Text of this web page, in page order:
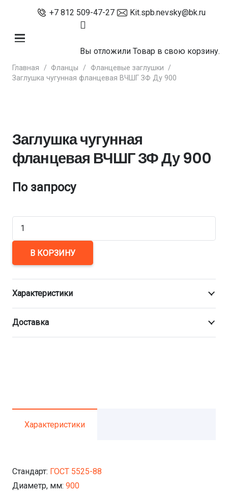
+7 812 509-47-27 Kit.spb.nevsky@bk.ru
Вы отложилиТовар в свою корзину.
Главная / Фланцы / Фланцевые заглушки /
Заглушка чугунная фланцевая ВЧШГ ЗФ Ду 900
Заглушка чугунная
фланцевая ВЧШГ ЗФ Ду 900
По запросу
Количество
Заглушка
чугунная
фланцевая
ВЧШГ
ЗФ
Ду
900
В КОРЗИНУ
Характеристики
Доставка
Характеристики
Стандарт: ГОСТ 5525-88
Диаметр, мм: 900